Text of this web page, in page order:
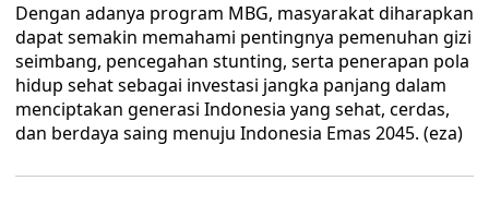
Dengan adanya program MBG, masyarakat diharapkan
dapat semakin memahami pentingnya pemenuhan gizi
seimbang, pencegahan stunting, serta penerapan pola
hidup sehat sebagai investasi jangka panjang dalam
menciptakan generasi Indonesia yang sehat, cerdas,
dan berdaya saing menuju Indonesia Emas 2045. (eza)